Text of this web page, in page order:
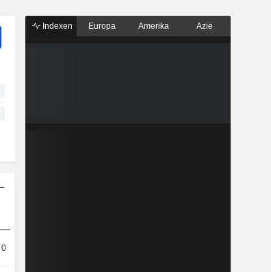
0
Indexen Europa Amerika Azië